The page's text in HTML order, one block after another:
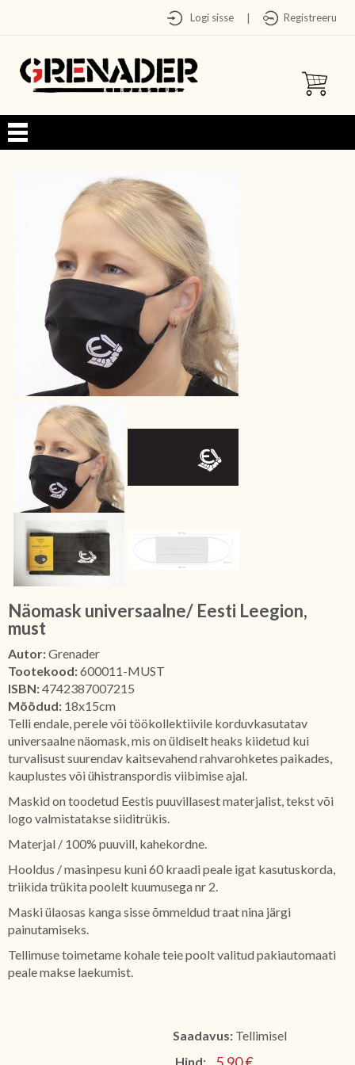
Logi sisse Registreeru
Näomask universaalne/ Eesti Leegion,
must
Autor:Grenader
Tootekood:600011-MUST
ISBN:4742387007215
Mõõdud: 18x15cm
Telli endale, perele või töökollektiivile korduvkasutatav
universaalne näomask, mis on üldiselt heaks kiidetud kui
turvalisust suurendav kaitsevahend rahvarohketes paikades,
kauplustes või ühistranspordis viibimise ajal.
Maskid on toodetud Eestis puuvillasest materjalist, tekst või
logo valmistatakse siiditrükis.
Materjal / 100% puuvill, kahekordne.
Hooldus / masinpesu kuni 60 kraadi peale igat kasutuskorda,
triikida trükita poolelt kuumusega nr 2.
Maski ülaosas kanga sisse õmmeldud traat nina järgi
painutamiseks.
Tellimuse toimetame kohale teie poolt valitud pakiautomaati
peale makse laekumist.
Saadavus: Tellimisel
Hind: